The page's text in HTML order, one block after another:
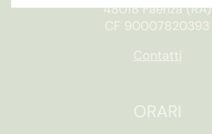
48018 Faenza (RA)
CF 90007820393
Contatti
ORARI